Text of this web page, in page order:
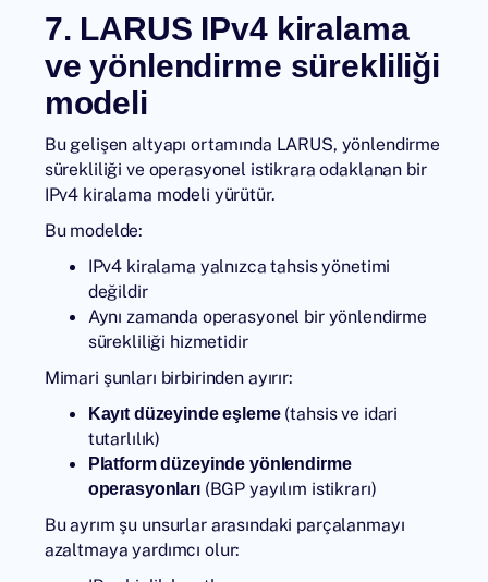
7. LARUS IPv4 kiralama
ve yönlendirme sürekliliği
modeli
Bu gelişen altyapı ortamında LARUS, yönlendirme
sürekliliği ve operasyonel istikrara odaklanan bir
IPv4 kiralama modeli yürütür.
Bu modelde:
IPv4 kiralama yalnızca tahsis yönetimi
değildir
Aynı zamanda operasyonel bir yönlendirme
sürekliliği hizmetidir
Mimari şunları birbirinden ayırır:
Kayıt düzeyinde eşleme(tahsis ve idari
tutarlılık)
Platform düzeyinde yönlendirme
operasyonları(BGP yayılım istikrarı)
Bu ayrım şu unsurlar arasındaki parçalanmayı
azaltmaya yardımcı olur: